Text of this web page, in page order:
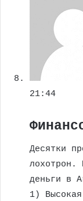
21:44
Десятки
лохотрон.
деньги в
1)